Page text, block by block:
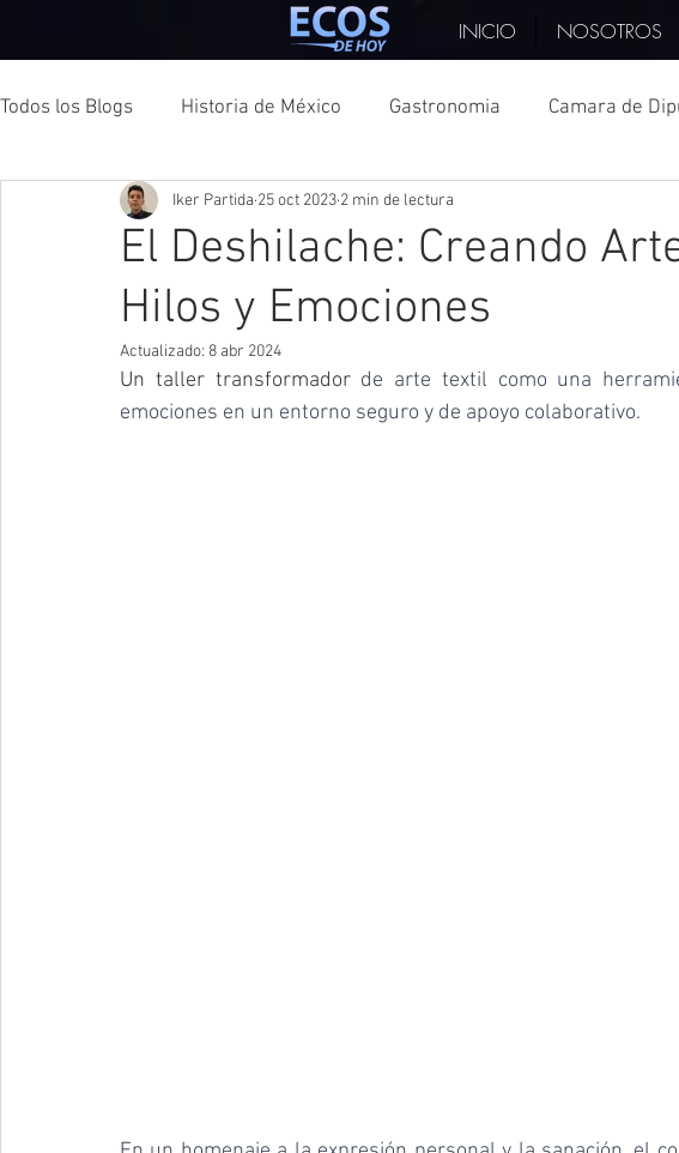
INICIO NOSOTROS
Todos los Blogs Historia de México Gastronomia Camara de
Moda Turismo CDMX
Deportes Turismo Sostenible
Veracruz Tlaxcala Nayarit Edo Mex China
El Deshilache: Creando
Hilos y Emociones
Iker Partida 25 oct 2023 2 min de lectura
Actualizado: 8 abr 2024
Un taller transformador de arte textil como una
emociones en un entorno seguro y de apoyo colaborativo.